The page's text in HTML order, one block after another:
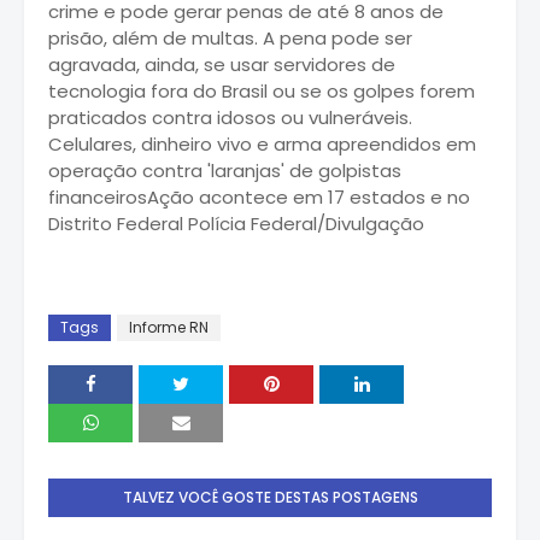
crime e pode gerar penas de até 8 anos de
prisão, além de multas. A pena pode ser
agravada, ainda, se usar servidores de
tecnologia fora do Brasil ou se os golpes forem
praticados contra idosos ou vulneráveis.
Celulares, dinheiro vivo e arma apreendidos em
operação contra 'laranjas' de golpistas
financeirosAção acontece em 17 estados e no
Distrito Federal Polícia Federal/Divulgação
Tags Informe RN
TALVEZ VOCÊ GOSTE DESTAS POSTAGENS